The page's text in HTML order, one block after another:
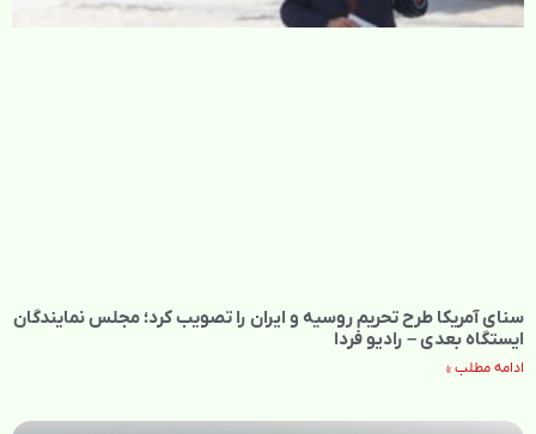
سنای آمریکا طرح تحریم روسیه و ایران را تصویب کرد؛ مجلس نمایندگان
ایستگاه بعدی – رادیو فردا
ادامه مطلب »